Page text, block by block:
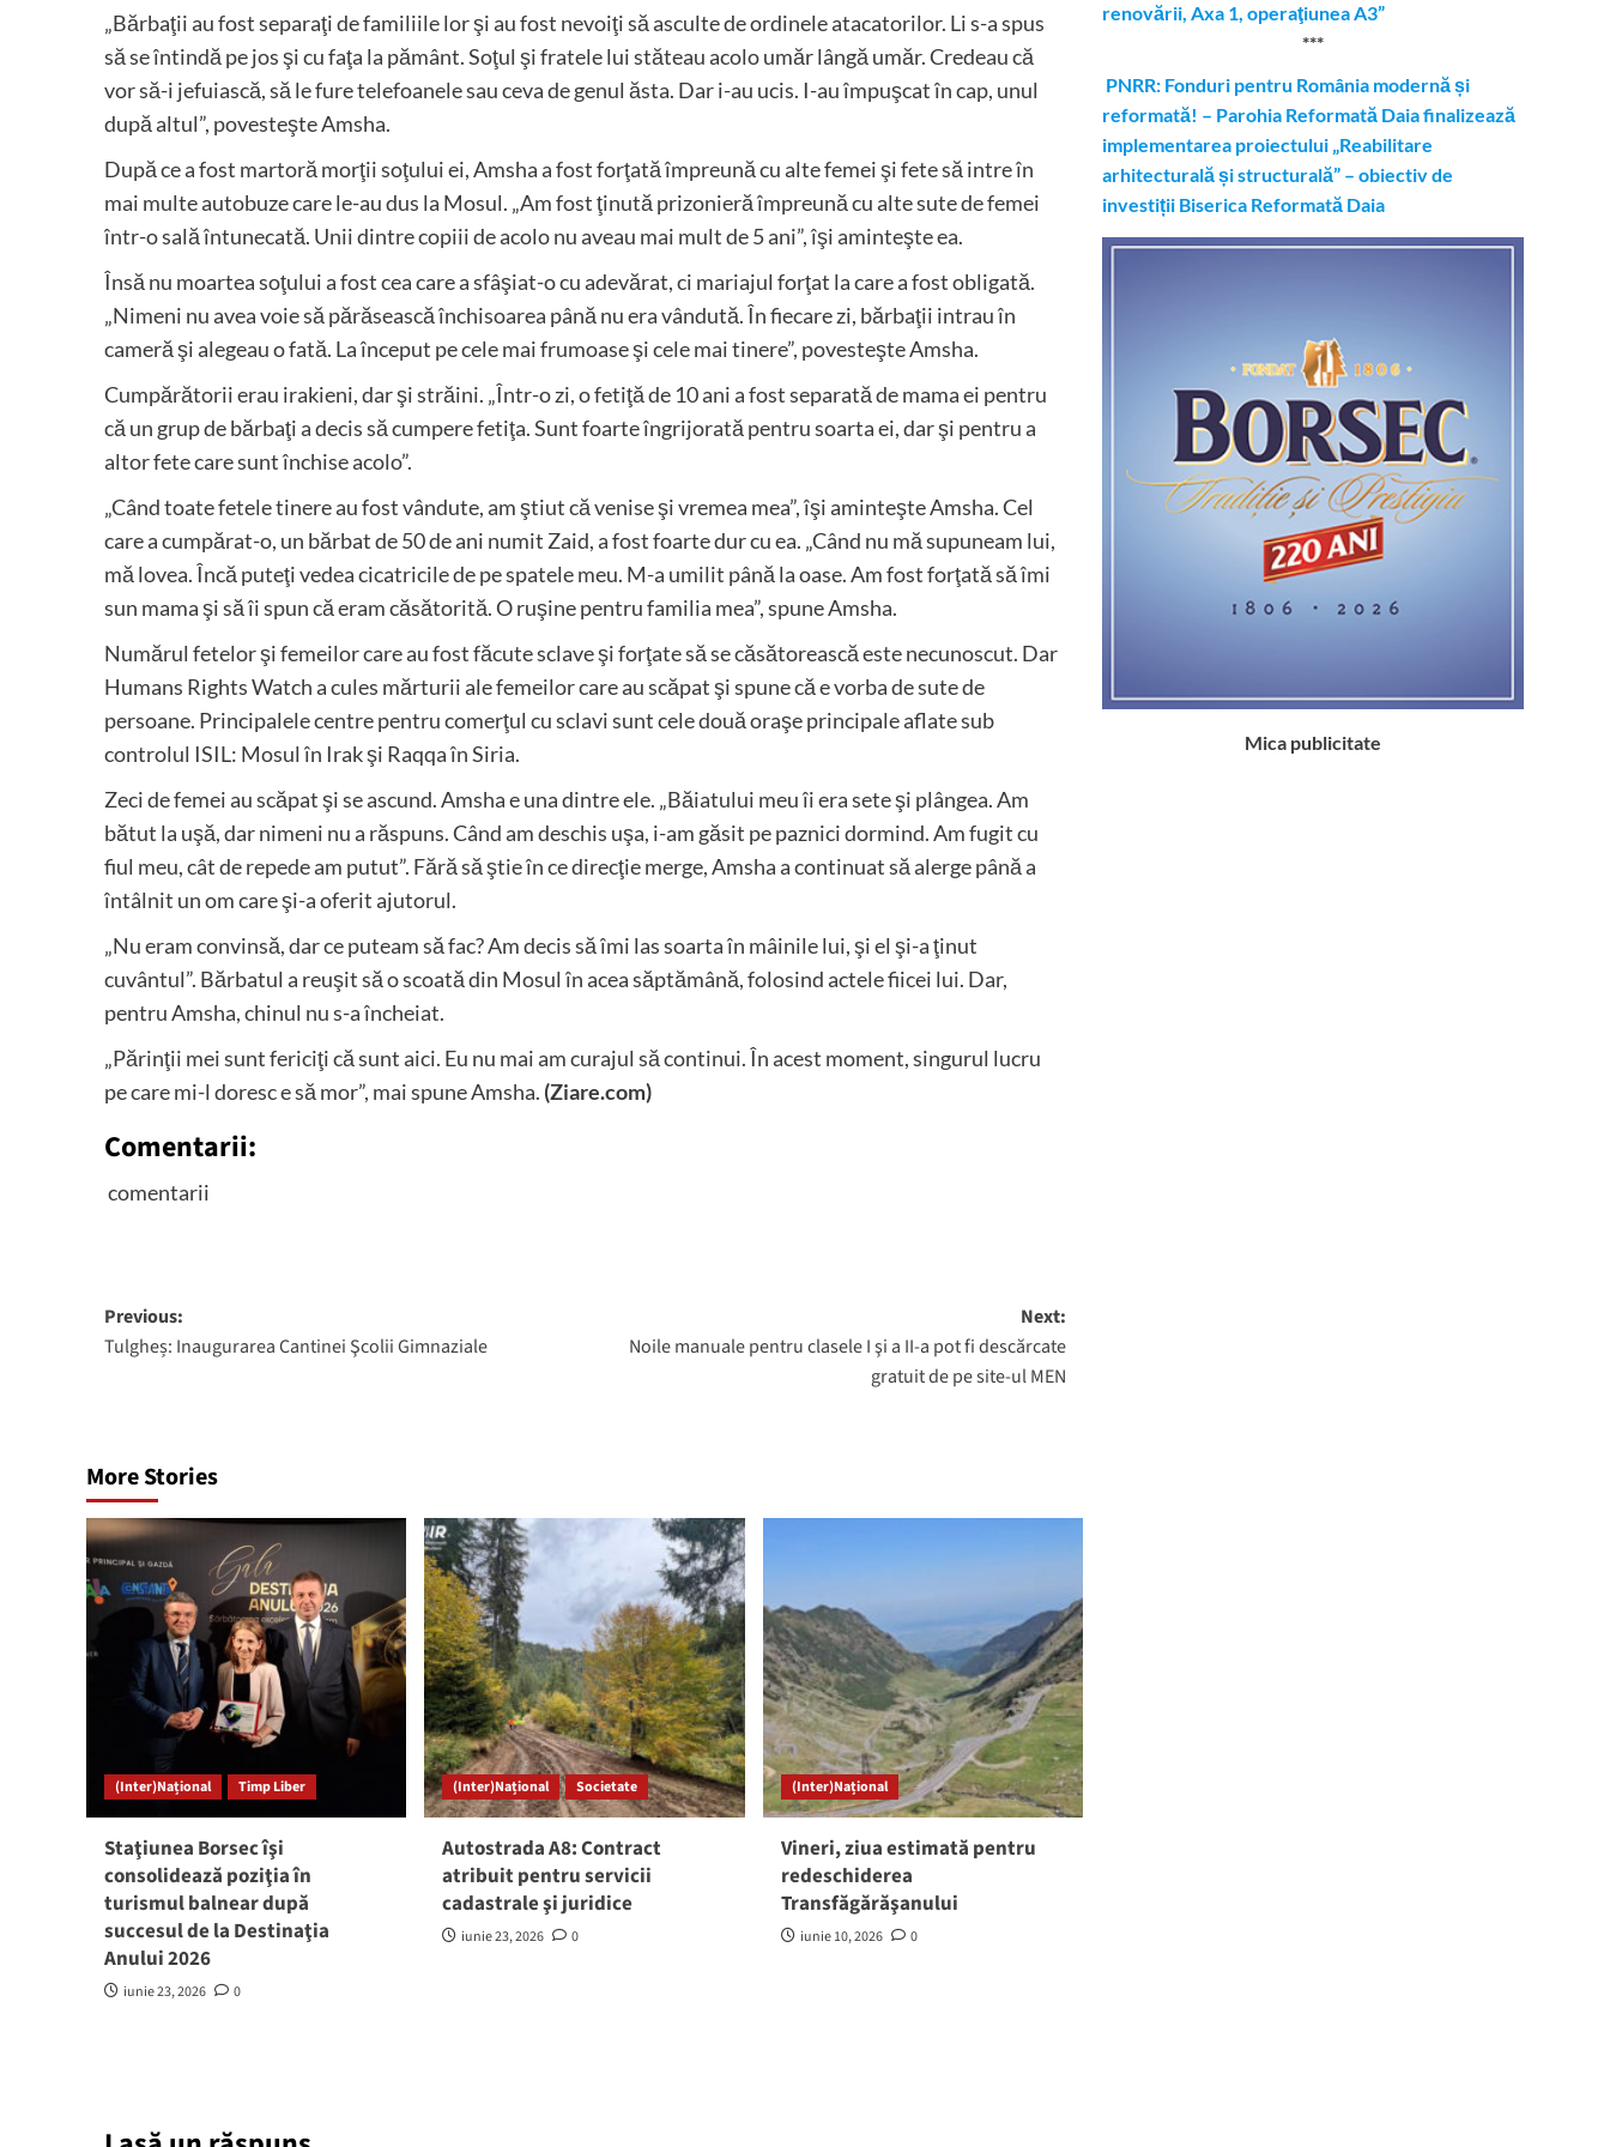
„Bărbaţii au fost separaţi de familiile lor şi au fost nevoiţi să asculte de ordinele atacatorilor. Li s-a spus
să se întindă pe jos şi cu faţa la pământ. Soţul şi fratele lui stăteau acolo umăr lângă umăr. Credeau că
vor să-i jefuiască, să le fure telefoanele sau ceva de genul ăsta. Dar i-au ucis. I-au împuşcat în cap, unul
după altul”, povesteşte Amsha.
După ce a fost martoră morţii soţului ei, Amsha a fost forţată împreună cu alte femei şi fete să intre în
mai multe autobuze care le-au dus la Mosul. „Am fost ţinută prizonieră împreună cu alte sute de femei
într-o sală întunecată. Unii dintre copiii de acolo nu aveau mai mult de 5 ani”, îşi aminteşte ea.
Însă nu moartea soţului a fost cea care a sfâşiat-o cu adevărat, ci mariajul forţat la care a fost obligată.
„Nimeni nu avea voie să părăsească închisoarea până nu era vândută. În fiecare zi, bărbaţii intrau în
cameră şi alegeau o fată. La început pe cele mai frumoase şi cele mai tinere”, povesteşte Amsha.
Cumpărătorii erau irakieni, dar şi străini. „Într-o zi, o fetiţă de 10 ani a fost separată de mama ei pentru
că un grup de bărbaţi a decis să cumpere fetiţa. Sunt foarte îngrijorată pentru soarta ei, dar şi pentru a
altor fete care sunt închise acolo”.
„Când toate fetele tinere au fost vândute, am ştiut că venise şi vremea mea”, îşi aminteşte Amsha. Cel
care a cumpărat-o, un bărbat de 50 de ani numit Zaid, a fost foarte dur cu ea. „Când nu mă supuneam lui,
mă lovea. Încă puteţi vedea cicatricile de pe spatele meu. M-a umilit până la oase. Am fost forţată să îmi
sun mama şi să îi spun că eram căsătorită. O ruşine pentru familia mea”, spune Amsha.
Numărul fetelor şi femeilor care au fost făcute sclave şi forţate să se căsătorească este necunoscut. Dar
Humans Rights Watch a cules mărturii ale femeilor care au scăpat şi spune că e vorba de sute de
persoane. Principalele centre pentru comerţul cu sclavi sunt cele două oraşe principale aflate sub
controlul ISIL: Mosul în Irak şi Raqqa în Siria.
Zeci de femei au scăpat şi se ascund. Amsha e una dintre ele. „Băiatului meu îi era sete şi plângea. Am
bătut la uşă, dar nimeni nu a răspuns. Când am deschis uşa, i-am găsit pe paznici dormind. Am fugit cu
fiul meu, cât de repede am putut”. Fără să ştie în ce direcţie merge, Amsha a continuat să alerge până a
întâlnit un om care şi-a oferit ajutorul.
„Nu eram convinsă, dar ce puteam să fac? Am decis să îmi las soarta în mâinile lui, şi el şi-a ţinut
cuvântul”. Bărbatul a reuşit să o scoată din Mosul în acea săptămână, folosind actele fiicei lui. Dar,
pentru Amsha, chinul nu s-a încheiat.
„Părinţii mei sunt fericiţi că sunt aici. Eu nu mai am curajul să continui. În acest moment, singurul lucru
pe care mi-l doresc e să mor”, mai spune Amsha. (Ziare.com)
Comentarii:
comentarii
Post
navigation
Previous:
Tulgheș: Inaugurarea Cantinei Şcolii Gimnaziale
Next:
Noile manuale pentru clasele I şi a II-a pot fi descărcate
gratuit de pe site-ul MEN
More Stories
(Inter)Național Timp Liber
Staţiunea Borsec îşi
consolidează poziţia în
turismul balnear după
succesul de la Destinaţia
Anului 2026
iunie 23, 2026 0
(Inter)Național Societate
Autostrada A8: Contract
atribuit pentru servicii
cadastrale şi juridice
iunie 23, 2026 0
(Inter)Național
Vineri, ziua estimată pentru
redeschiderea
Transfăgărăşanului
iunie 10, 2026 0
renovării, Axa 1, operaţiunea A3”
***
PNRR: Fonduri pentru România modernă și
reformată! – Parohia Reformată Daia finalizează
implementarea proiectului „Reabilitare
arhitecturală și structurală” – obiectiv de
investiții Biserica Reformată Daia
Mica publicitate